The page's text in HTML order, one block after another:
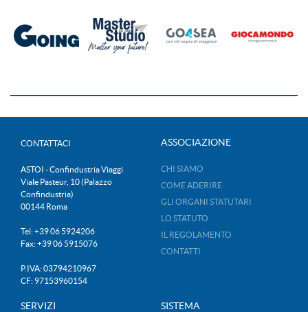
CONTATTACI
ASTOI - Confindustria Viaggi
Viale Pasteur, 10 (Palazzo
Confindustria)
00144 Roma
Tel: +39 06 5924206
Fax: +39 06 5915076
P.IVA: 03794210967
CF: 97153960154
ASSOCIAZIONE
CHI SIAMO
COME ADERIRE
GLI ORGANI STATUTARI
LO STATUTO
IL REGOLAMENTO
CONTATTI
SERVIZI SISTEMA